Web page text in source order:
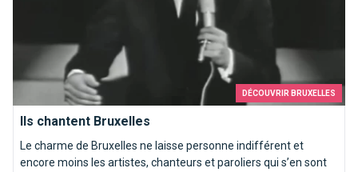
DÉCOUVRIR BRUXELLES
Ils chantent Bruxelles
Le charme de Bruxelles ne laisse personne indifférent et
encore moins les artistes, chanteurs et paroliers qui s’en sont